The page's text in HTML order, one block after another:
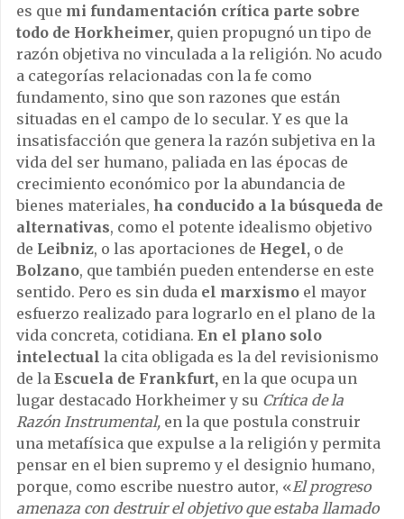
es que mi fundamentación crítica parte sobre
todo de Horkheimer, quien propugnó un tipo de
razón objetiva no vinculada a la religión. No acudo
a categorías relacionadas con la fe como
fundamento, sino que son razones que están
situadas en el campo de lo secular. Y es que la
insatisfacción que genera la razón subjetiva en la
vida del ser humano, paliada en las épocas de
crecimiento económico por la abundancia de
bienes materiales, ha conducido a la búsqueda de
alternativas, como el potente idealismo objetivo
de Leibniz, o las aportaciones de Hegel, o de
Bolzano, que también pueden entenderse en este
sentido. Pero es sin duda el marxismo el mayor
esfuerzo realizado para lograrlo en el plano de la
vida concreta, cotidiana. En el plano solo
intelectual la cita obligada es la del revisionismo
de la Escuela de Frankfurt, en la que ocupa un
lugar destacado Horkheimer y su Crítica de la
Razón Instrumental, en la que postula construir
una metafísica que expulse a la religión y permita
pensar en el bien supremo y el designio humano,
porque, como escribe nuestro autor, «El progreso
amenaza con destruir el objetivo que estaba llamado